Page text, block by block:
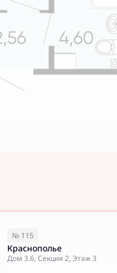
№ 115
Краснополье
Дом 3.6, Секция 2, Этаж 3